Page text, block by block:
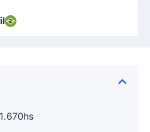
1.670hs